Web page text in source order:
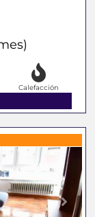
Calefacción